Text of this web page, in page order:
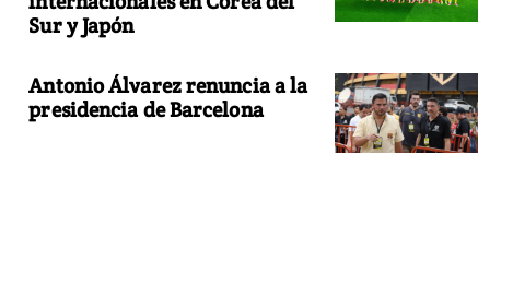
Sur y Japón
Antonio Álvarez renuncia a la
presidencia de Barcelona